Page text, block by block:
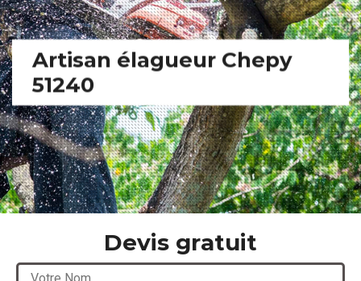
Artisan élagueur Chepy
51240
Devis gratuit